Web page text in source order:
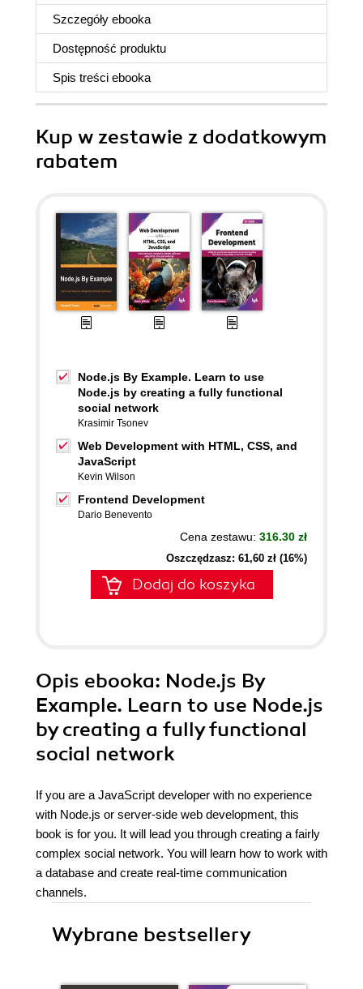
Szczegóły ebooka
Dostępność produktu
Spis treści ebooka
Kup w zestawie z dodatkowym
rabatem
Node.js By Example. Learn to use
Node.js by creating a fully functional
social network
Krasimir Tsonev
Web Development with HTML, CSS, and
JavaScript
Kevin Wilson
Frontend Development
Dario Benevento
Cena zestawu: 316.30 zł
Oszczędzasz: 61,60 zł (16%)
Dodaj do koszyka
Opis ebooka: Node.js By
Example. Learn to use Node.js
by creating a fully functional
social network
If you are a JavaScript developer with no experience
with Node.js or server-side web development, this
book is for you. It will lead you through creating a fairly
complex social network. You will learn how to work with
a database and create real-time communication
channels.
Wybrane bestsellery